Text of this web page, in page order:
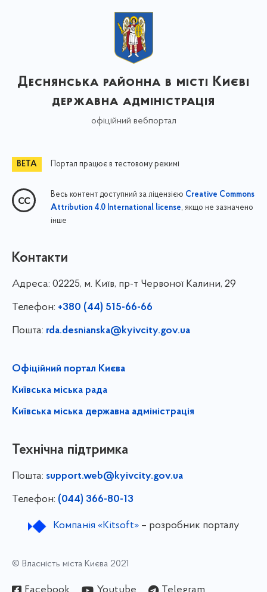
Деснянська районна в місті Києві
державна адміністрація
офіційний вебпортал
Портал працює в тестовому режимі
Весь контент доступний за ліцензією Creative Commons
Attribution 4.0 International license, якщо не зазначено
інше
Контакти
Адреса: 02225, м. Київ, пр-т Червоної Калини, 29
Телефон: +380 (44) 515-66-66
Пошта: rda.desnianska@kyivcity.gov.ua
Офіційний портал Києва
Київська міська рада
Київська міська державна адміністрація
Технічна підтримка
Пошта: support.web@kyivcity.gov.ua
Телефон: (044) 366-80-13
Компанія «Kitsoft»– розробник порталу
© Власність міста Києва 2021